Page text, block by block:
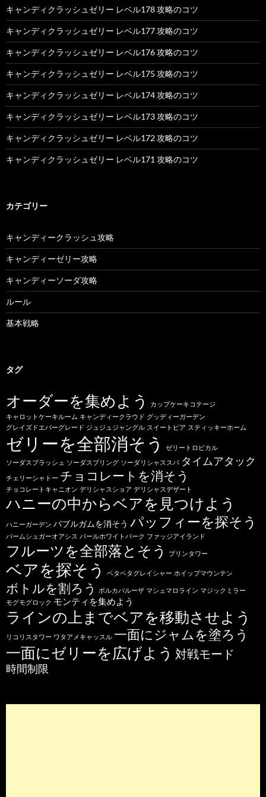
キャンディクラッシュゼリー レベル178 攻略のコツ
キャンディクラッシュゼリー レベル177 攻略のコツ
キャンディクラッシュゼリー レベル176 攻略のコツ
キャンディクラッシュゼリー レベル175 攻略のコツ
キャンディクラッシュゼリー レベル174 攻略のコツ
キャンディクラッシュゼリー レベル173 攻略のコツ
キャンディクラッシュゼリー レベル172 攻略のコツ
キャンディクラッシュゼリー レベル171 攻略のコツ
カテゴリー
キャンディークラッシュ攻略
キャンディーゼリー攻略
キャンディーソーダ攻略
ルール
基本戦略
タグ
オーダーを集めよう
カップケーキコテージ
キャロットケーキルーム キャンディークラウド グッディーガーデン
グレイズドエバーグレード ジュジュジャングル スイートピア スティッキーホーム
ゼリーを全部消そう
ゼリートロピカル
ソーダスプラッシュ ソーダスプリング ソーダリシャススパ タイムアタック
チェリーシャトー チョコレートを消そう
チョコレートキャニオン デリシャスショア デリシャスデザート
ハニーの中からベアを見つけよう
ハニーガーデン バブルガムを消そう パッフィーを探そう
パームシュガーオアシス パールホワイトパーク ファッジアイランド
フルーツを全部落とそう プリンタワー
ベアを探そう ベタベタグレイシャー ホイップマウンテン
ボトルを割ろう ポルカパルーザ マシュマロライン マジックミラー
モグモグロック モンティを集めよう
ラインの上までベアを移動させよう
リコリスタワー ワタアメキャッスル 一面にジャムを塗ろう
一面にゼリーを広げよう 対戦モード
時間制限